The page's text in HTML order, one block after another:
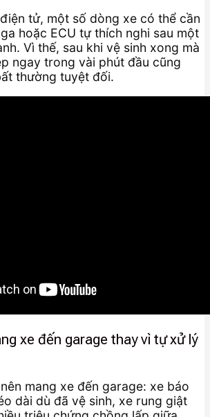
tử, một số dòng xe có thể cần
hoặc ECU tự thích nghi sau một
Vì thế, sau khi vệ sinh xong mà
ngay trong vài phút đầu cũng
thường tuyệt đối.
xe đến garage thay vì tự xử lý
mang xe đến garage: xe báo
dài dù đã vệ sinh, xe rung giật